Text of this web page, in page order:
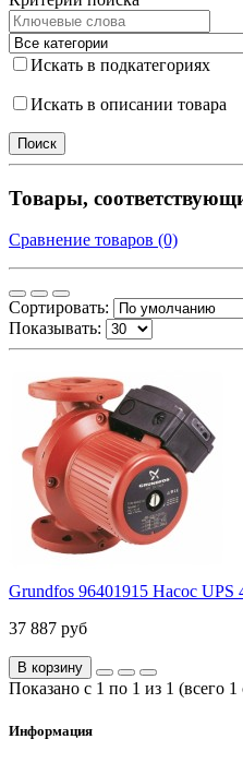
Искать в подкатегориях
Искать в описании товара
Товары,
Сравнение товаров (0)
Сортировать:
Показывать:
Grundfos 96401915 Насос UPS
37 887 руб
В корзину
Показано с 1 по 1 из 1 (всего 1
Информация